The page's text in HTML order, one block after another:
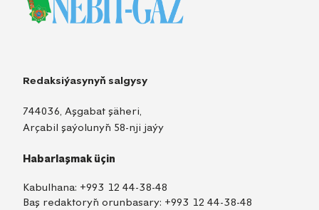
Redaksiýasynyň salgysy
744036, Aşgabat şäheri,
Arçabil şaýolunyň 58-nji jaýy
Habarlaşmak üçin
Kabulhana: +993 12 44-38-48
Baş redaktoryň orunbasary: +993 12 44-38-48